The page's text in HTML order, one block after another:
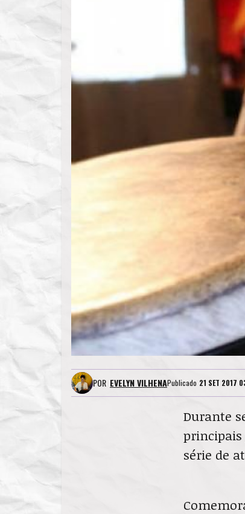
POR EVELYN VILHENAPublicado 21 SET 2017
Durante
principais
série de